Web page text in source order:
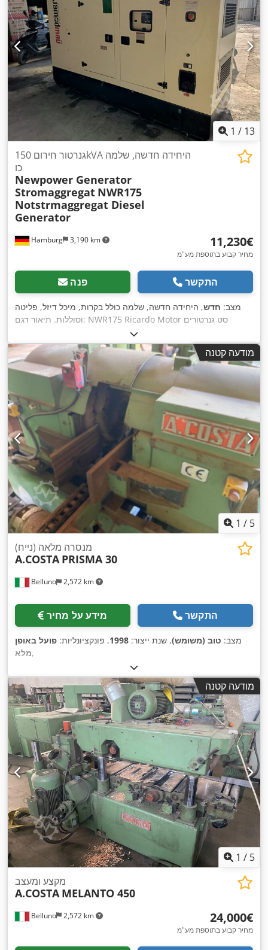
1 / 13
Hamburg 3,190 km
גנרטור חירום 150kVA היחידה חדשה, שלמה
כו
Newpower Generator
Stromaggregat NWR175
Notstrmaggregat Diesel
Generator
‏11,230 ‏€
מחיר קבוע בתוספת מע"מ
פנה התקשר
מצב: חדש, היחידה חדשה, שלמה כולל בקרות, מיכל דיזל, פליטה
וסוללות. תיאור דגם: NWR175 Ricardo Motor סט גנרטורים
קילוואט / 132 קילוואט מנוע: Kofo RIcardo R6105BZLDS, 6
צילינדרים מקורר מים חיבור: מפסק 4P, חיבור ישיר 5 חוטים תדר:
50 הרץ מתח: 400/230 וולט כולל בקרת מהירות מכנית, AVR, מטען
סוללות, בידוד אקוסטי, דוד קירור, יחידת בקרה: Comap AMF8,
הזנת רשת מידות: 3130x1130x1810 מ"מ משקל: כ-1745 ק"ג מיכל
דיזל: כ. 250 ל' בעומס של 100%: כ-30.80 ליטר לשעה בעומס של
75%: כ-23.7 ליטר לשעה בעומס של 50%: כ-15.6 ליטר לשעה ניטור
רשת, הזנת רשת, אטום לרעש מוכן לשימוש מיידי. עלויות נוספות
מתג אוטומטי - לפי בקשה Csdpfx Alsnkb Urewsha שקעים - לפי
בקשה מִשׁלוֹחַ: - הובלה לכל העולם כולל פריקה אפשרית בתוספת
תשלום - על מנת שנוכל להציע מחיר הובלה מדויק, אנא שלח לנו
בקשה עם הנתונים שלך וכתובתך המלאה
מודעה קטנה
1 / 5
Belluno 2,572 km
מנסרה מלאה (נייח)
A.COSTA PRISMA 30
מידע על מחיר התקשר
מצב: טוב (משומש), שנת ייצור: 1998, פונקציונליות: פועל באופן
מלא,
מודעה קטנה
1 / 5
Belluno 2,572 km
מקצע ומעצב
A.COSTA MELANTO 450
‏24,000 ‏€
מחיר קבוע בתוספת מע"מ